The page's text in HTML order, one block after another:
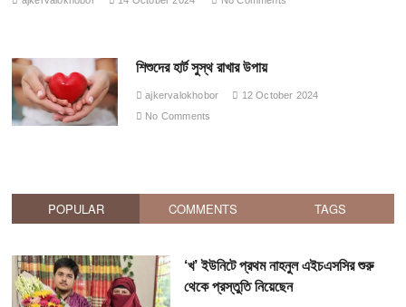
শিশুদের হার্ট সুস্থ রাখার উপায়
ajkervalokhobor
12 October 2024
No Comments
POPULAR COMMENTS TAGS
‘খ’ ইউনিটে প্রথম নাহনুল এইচএসসির শুরু
থেকে প্রস্তুতি নিয়েছেন